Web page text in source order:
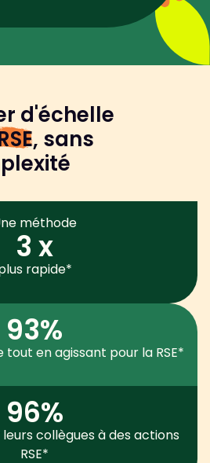
d'échelle
, sans
méthode
3 x
rapide*
93%
en agissant pour la RSE*
96%
collègues à des actions
RSE*